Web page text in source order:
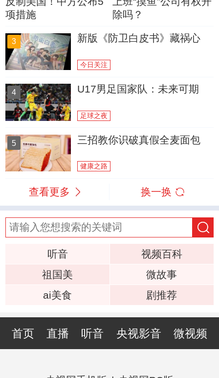
项措施
除吗？
3 新版《防卫白皮书》藏祸心
今日关注
4 U17男足国家队：未来可期
足球之夜
5 三招教你识破真假全麦面包
健康之路
查看更多 换一换
听音
视频百科
祖国美
微故事
ai美食
剧推荐
首页 直播 听音 央视影音 微视频